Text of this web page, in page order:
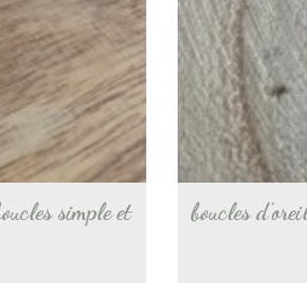
simple et
boucles